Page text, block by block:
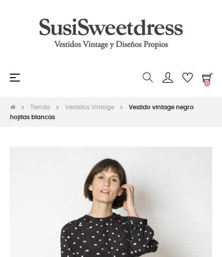
Navegación
☰
0
Tienda Vestidos Vintage
Vestido vintage negro
hojitas blancas